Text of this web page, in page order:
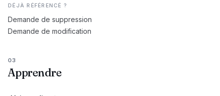
DÉJÀ RÉFÉRENCÉ ?
Demande de suppression
Demande de modification
03
Apprendre